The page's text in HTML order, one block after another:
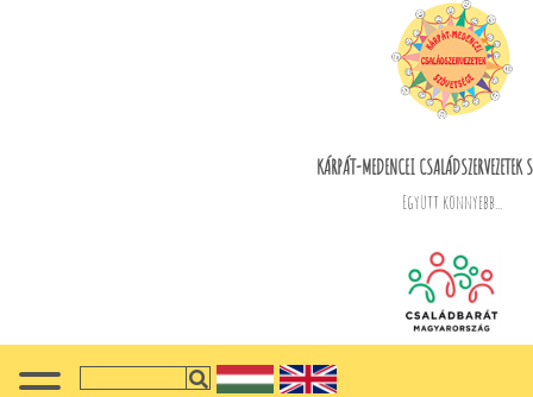
KÁRPÁT-MEDENCEI CSALÁDSZERVEZETEK
Együtt könnyebb...